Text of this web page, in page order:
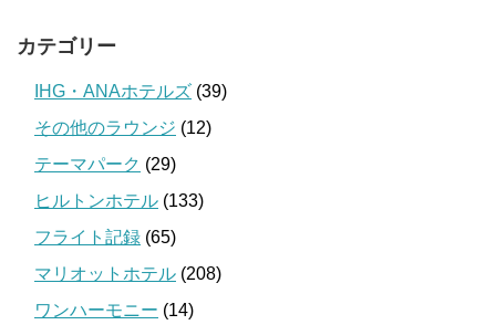
カテゴリー
IHG・ANAホテルズ (39)
その他のラウンジ (12)
テーマパーク (29)
ヒルトンホテル (133)
フライト記録 (65)
マリオットホテル (208)
ワンハーモニー (14)